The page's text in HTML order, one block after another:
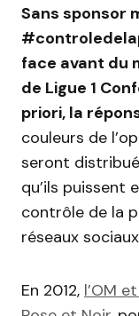
Sans sponsor
face avant du
de Ligue 1
priori, la
couleurs de
seront
qu’ils puissent
contrôle de la
réseaux
En 2012, l’OM